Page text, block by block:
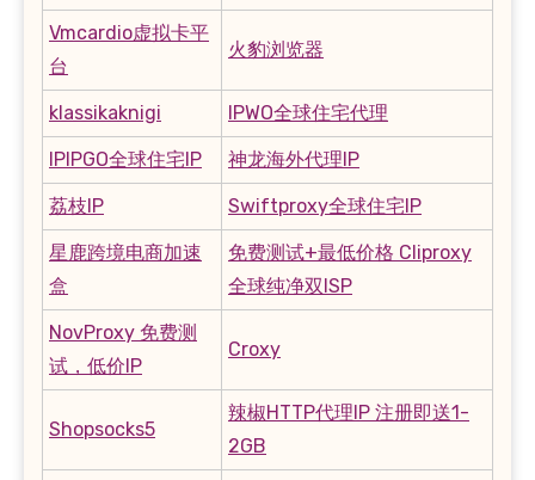
Vmcardio虚拟卡平
台
火豹浏览器
klassikaknigi IPWO全球住宅代理
IPIPGO全球住宅IP 神龙海外代理IP
荔枝IP Swiftproxy全球住宅IP
星鹿跨境电商加速
盒
免费测试+最低价格 Cliproxy
全球纯净双ISP
NovProxy 免费测
试，低价IP
Croxy
Shopsocks5
辣椒HTTP代理IP 注册即送1-
2GB